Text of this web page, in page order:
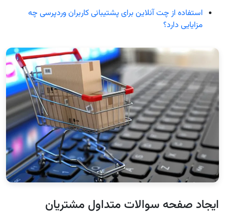
استفاده از چت آنلاین برای پشتیبانی کاربران وردپرسی چه
مزایایی دارد؟
ایجاد صفحه سوالات متداول مشتریان